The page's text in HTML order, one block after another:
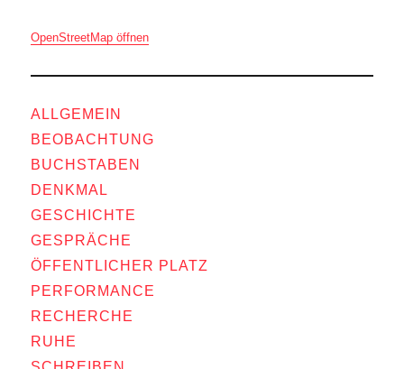
OpenStreetMap öffnen
ALLGEMEIN
BEOBACHTUNG
BUCHSTABEN
DENKMAL
GESCHICHTE
GESPRÄCHE
ÖFFENTLICHER PLATZ
PERFORMANCE
RECHERCHE
RUHE